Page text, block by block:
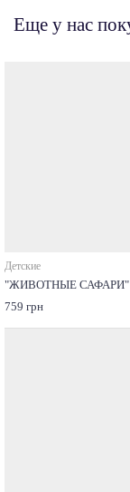
Еще у нас
Детские
"ЖИВОТНЫЕ САФАРИ"
759 грн